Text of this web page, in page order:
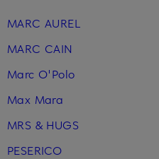
MARC AUREL
MARC CAIN
Marc O'Polo
Max Mara
MRS & HUGS
PESERICO